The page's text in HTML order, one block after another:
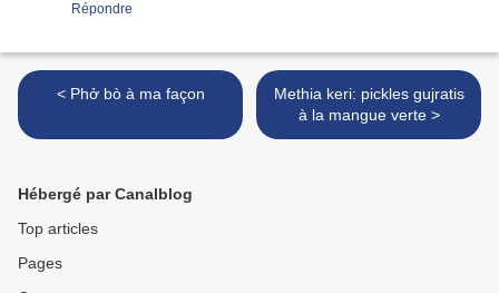
Répondre
< Phở bò à ma façon
Methia keri: pickles gujratis
à la mangue verte >
Hébergé par Canalblog
Top articles
Pages